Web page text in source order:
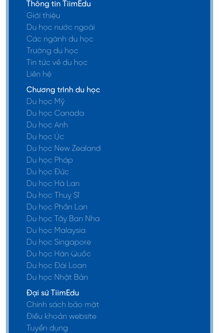
Thông tin TiimEdu
Giới thiệu
Du học nước ngoài
Các ngành du học
Trường du học
Tin tức về du học
Liên hệ
Chương trình du học
Du học Mỹ
Du học Canada
Du học Anh
Du học Úc
Du học New Zealand
Du học Pháp
Du học Đức
Du học Hà Lan
Du học Thuỵ Sĩ
Du học Phần Lan
Du học Tây Ban Nha
Du học Malaysia
Du học Singapore
Du học Hàn Quốc
Du học Đài Loan
Du học Nhật Bản
Đại sứ TiimEdu
Chính sách bảo mật
Điều khoản website
Tuyển dụng